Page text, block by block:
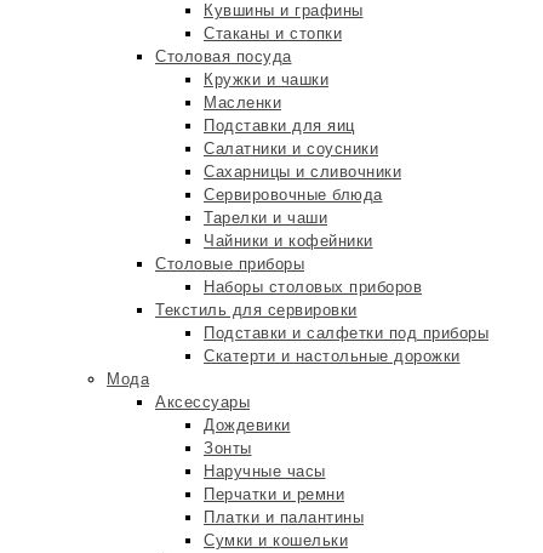
Кувшины и графины
Стаканы и стопки
Столовая посуда
Кружки и чашки
Масленки
Подставки для яиц
Салатники и соусники
Сахарницы и сливочники
Сервировочные блюда
Тарелки и чаши
Чайники и кофейники
Столовые приборы
Наборы столовых приборов
Текстиль для сервировки
Подставки и салфетки под приборы
Скатерти и настольные дорожки
Мода
Аксессуары
Дождевики
Зонты
Наручные часы
Перчатки и ремни
Платки и палантины
Сумки и кошельки